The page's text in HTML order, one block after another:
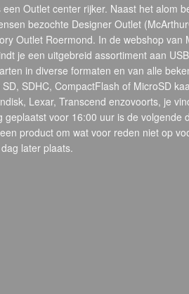
een Outlet center rijker. Naast het alom
bezochte Designer Outlet
Outlet Roermond. In de webshop van
je een uitgebreid assortiment aan
in diverse formaten en van alle
SDHC, CompactFlash of MicroSD
Lexar, Transcend enzovoorts, je
geplaatst voor 16:00 uur is de volgende
product om wat voor reden niet op
later plaats.